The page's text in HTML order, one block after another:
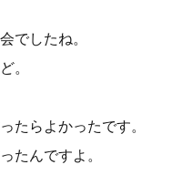
でしたね。
。
たらよかったです。
たんですよ。